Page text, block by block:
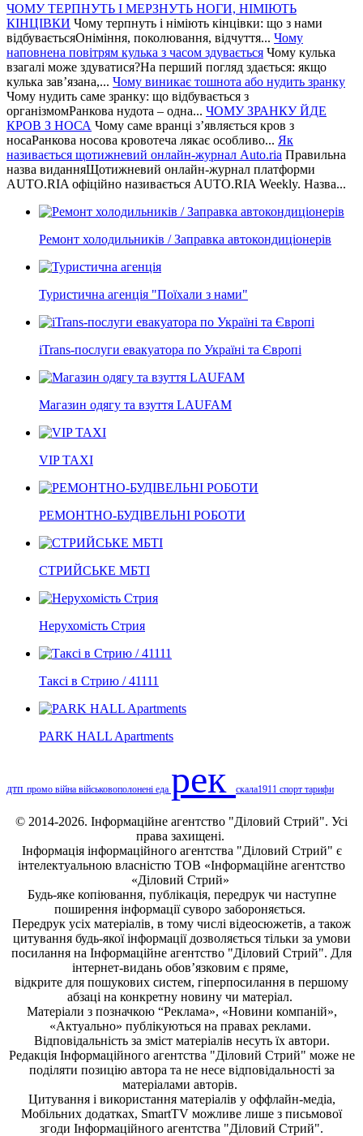
ЧОМУ ТЕРПНУТЬ І МЕРЗНУТЬ НОГИ, НІМІЮТЬ
КІНЦІВКИ Чому терпнуть і німіють кінцівки: що з нами
відбуваєтьсяОніміння, поколювання, відчуття... Чому
наповнена повітрям кулька з часом здувається Чому кулька
взагалі може здуватися?На перший погляд здається: якщо
кулька зав’язана,... Чому виникає тошнота або нудить зранку
Чому нудить саме зранку: що відбувається з
організмомРанкова нудота – одна... ЧОМУ ЗРАНКУ ЙДЕ
КРОВ З НОСА Чому саме вранці з’являється кров з
носаРанкова носова кровотеча лякає особливо... Як
називається щотижневий онлайн-журнал Auto.ria Правильна
назва виданняЩотижневий онлайн-журнал платформи
AUTO.RIA офіційно називається AUTO.RIA Weekly. Назва...
Ремонт холодильників / Заправка автокондиціонерів
Туристична агенція "Поїхали з нами"
iTrans-послуги евакуатора по Україні та Європі
Магазин одягу та взуття LAUFAM
VIP TAXI
РЕМОНТНО-БУДІВЕЛЬНІ РОБОТИ
СТРИЙСЬКЕ МБТІ
Нерухомість Стрия
Таксі в Стрию / 41111
PARK HALL Apartments
дтп промо війна військовополонені еда рек скала1911 спорт тарифи
© 2014-2026. Інформаційне агентство "Діловий Стрий". Усі
права захищені.
Інформація інформаційного агентства "Діловий Стрий" є
інтелектуальною власністю ТОВ «Інформаційне агентство
«Діловий Стрий»
Будь-яке копiювання, публiкацiя, передрук чи наступне
поширення iнформацiї суворо забороняється.
Передрук усіх матеріалів, в тому числі відеосюжетів, а також
цитування будь-якої інформації дозволяється тільки за умови
посилання на Інформаційне агентство "Діловий Стрий". Для
інтернет-видань обов’язковим є пряме,
відкрите для пошукових систем, гіперпосилання в першому
абзаці на конкретну новину чи матеріал.
Матеріали з позначкою “Реклама», «Новини компаній»,
«Актуально» публікуються на правах реклами.
Відповідальність за зміст матеріалів несуть їх автори.
Редакція Інформаційного агентства "Діловий Стрий" може не
поділяти позицію автора та не несе відповідальності за
матеріалами авторів.
Цитування і використання матеріалів у оффлайн-медіа,
Мобільних додатках, SmartTV можливе лише з письмової
згоди Інформаційного агентства "Діловий Стрий".